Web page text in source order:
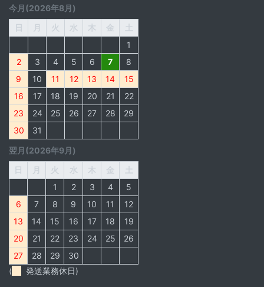
今月(2026年8月)
日
月 火 水 木 金
土
1
2
3 4 5 6 7
8
9
10 11 12 13 14
15
16
17 18 19 20 21
22
23
24 25 26 27 28
29
30
31
翌月(2026年9月)
日
月 火 水 木 金
土
1
2 3 4
5
6
7 8 9 10 11
12
13
14 15 16 17 18
19
20
21 22 23 24 25
26
27
28 29
30
(
発送業務休日)